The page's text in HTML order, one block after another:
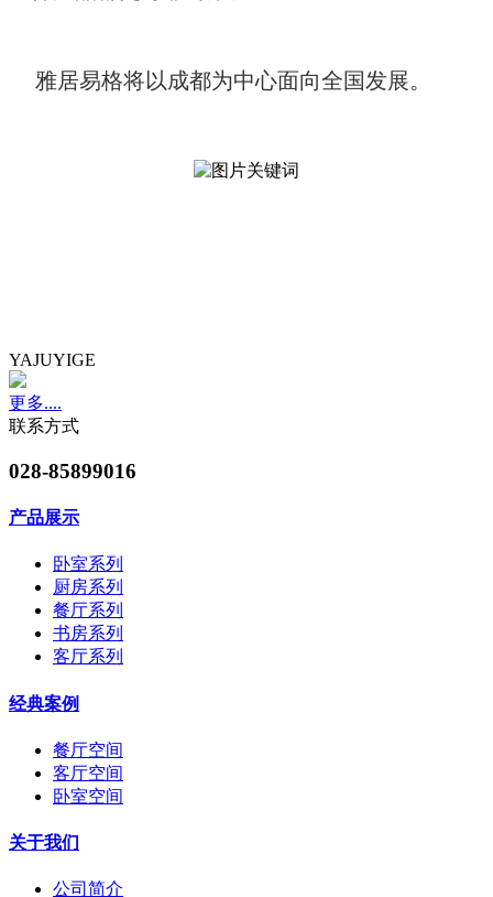
雅居易格将以成都为中心面向全国发展。
YAJUYIGE
更多....
联系方式
028-85899016
产品展示
卧室系列
厨房系列
餐厅系列
书房系列
客厅系列
经典案例
餐厅空间
客厅空间
卧室空间
关于我们
公司简介